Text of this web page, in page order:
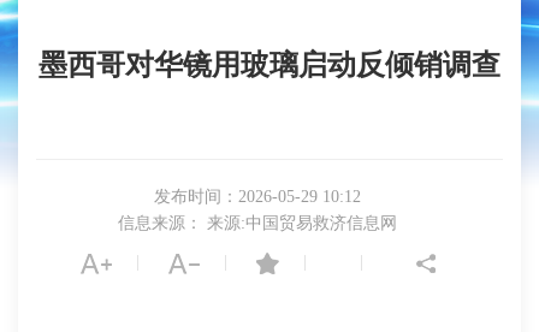
墨西哥对华镜用玻璃启动反倾销调查
发布时间：2026-05-29 10:12
信息来源： 来源:中国贸易救济信息网